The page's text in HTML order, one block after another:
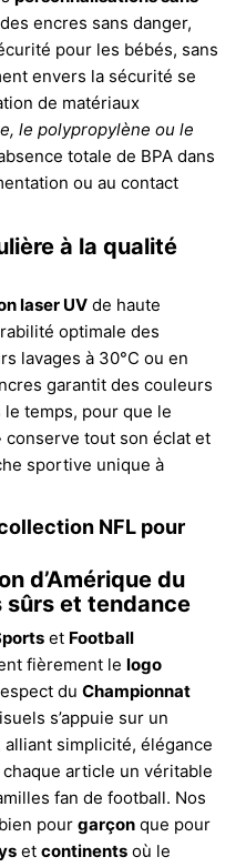
encres sans danger,
pour les bébés, sans
envers la sécurité se
de matériaux
le polypropylène ou le
totale de BPA dans
ou au contact
à la qualité
laser UV de haute
optimale des
lavages à 30°C ou en
garantit des couleurs
temps, pour que le
conserve tout son éclat et
sportive unique à
NFL pour
d’Amérique du
sûrs et tendance
et Football
fièrement le logo
du Championnat
s’appuie sur un
alliant simplicité, élégance
article un véritable
fan de football. Nos
pour garçon que pour
et continents où le